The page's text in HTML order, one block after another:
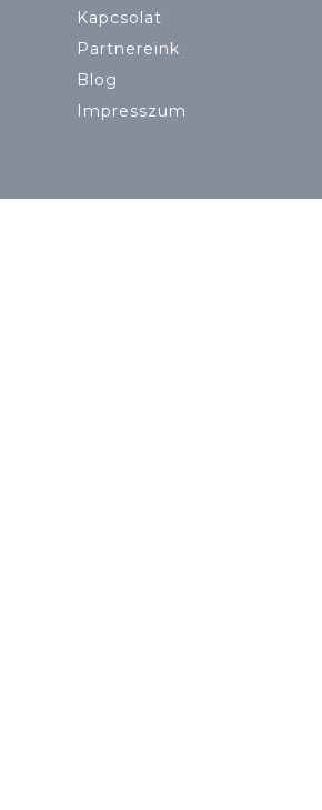
Kapcsolat
Partnereink
Blog
Impresszum